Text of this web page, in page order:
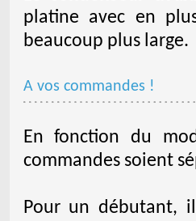
platine avec en
beaucoup plus large.
A vos commandes !
En fonction du
commandes soient
Pour un débutant,